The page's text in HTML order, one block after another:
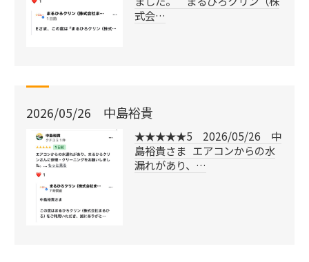
式会…
2026/05/26 中島裕貴
★★★★★5 2026/05/26 中
島裕貴さま エアコンからの水
漏れがあり、…